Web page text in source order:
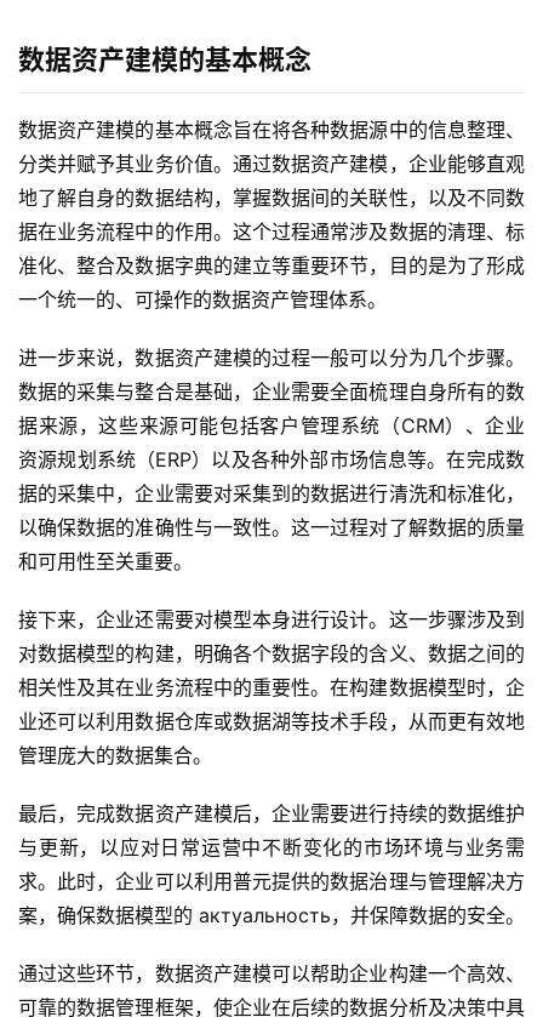
数据资产建模的基本概念
数据资产建模的基本概念旨在将各种数据源中的信息整理、
分类并赋予其业务价值。通过数据资产建模，企业能够直观
地了解自身的数据结构，掌握数据间的关联性，以及不同数
据在业务流程中的作用。这个过程通常涉及数据的清理、标
准化、整合及数据字典的建立等重要环节，目的是为了形成
一个统一的、可操作的数据资产管理体系。
进一步来说，数据资产建模的过程一般可以分为几个步骤。
数据的采集与整合是基础，企业需要全面梳理自身所有的数
据来源，这些来源可能包括客户管理系统（CRM）、企业
资源规划系统（ERP）以及各种外部市场信息等。在完成数
据的采集中，企业需要对采集到的数据进行清洗和标准化，
以确保数据的准确性与一致性。这一过程对了解数据的质量
和可用性至关重要。
接下来，企业还需要对模型本身进行设计。这一步骤涉及到
对数据模型的构建，明确各个数据字段的含义、数据之间的
相关性及其在业务流程中的重要性。在构建数据模型时，企
业还可以利用数据仓库或数据湖等技术手段，从而更有效地
管理庞大的数据集合。
最后，完成数据资产建模后，企业需要进行持续的数据维护
与更新，以应对日常运营中不断变化的市场环境与业务需
求。此时，企业可以利用普元提供的数据治理与管理解决方
案，确保数据模型的 актуальность，并保障数据的安全。
通过这些环节，数据资产建模可以帮助企业构建一个高效、
可靠的数据管理框架，使企业在后续的数据分析及决策中具